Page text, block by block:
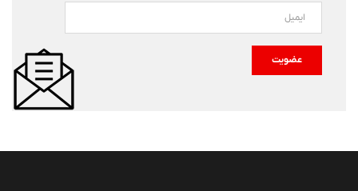
عضویت